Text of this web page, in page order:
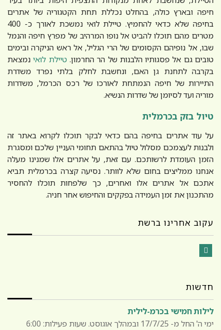
חיפה ובארץ כולה, בהחלט נכללת תחת הקטגוריה של אתרים
בחיפה שלא כדאי להחמיץ. טיילת לואי נמשכת לאורך כ- 400
מטרים מהם תוכלו להביט אל נופו המרהיב של מפרץ חיפה והנמל
שבו, אל נופיהם הקסומים של הרי הגליל, אל ראש הניקרה ובימים
טובים גם אל פסגותיו הלבנות של הר החרמון. טיילת לואינמצאת
בקרבה לתחנת גן האם, ונחשבת לחלק בלתי נפרד משדרת
התיירות של חיפה הנמתחת לאורכו של רכס הכרמל, משדרות
מוריה ועד לסיומן של שדרות הנשיא.
טיול בזק בכרמלית
על עוד אתרים בחיפה בהם כדאי לבקר תוכלו לקרוא באתר זה
ולבנות לעצמכם מסלול טיול בהתאם תחומי העניין שלכם ומסגרת
הזמן העומדת לרשותכם. עם זאת, על אתרים אלו שמנינו מעלה
אנחנו ממליצים בחום שלא לוותר. נסיעה קצרה בכרמלית תביא
אתכם אל אתרים אלו ואחרים, כך שלפחות תוכלו להחסיר
מהתכנון את זמן העמידה בפקקים והחיפוש אחר חניה.
עקוב אחרינו ברשת
חדשות
לילות חמישי בכרמ-לילית
ימי ה' החל מ- 17/7/25 ובמהלך אוגוסט. שעות פעילות: 6:00